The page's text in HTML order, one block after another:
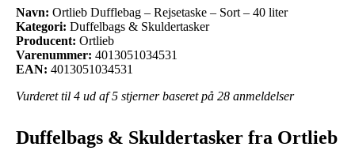
Navn: Ortlieb Dufflebag – Rejsetaske – Sort – 40 liter
Kategori: Duffelbags & Skuldertasker
Producent: Ortlieb
Varenummer: 4013051034531
EAN: 4013051034531
Vurderet til 4 ud af 5 stjerner baseret på 28 anmeldelser
Duffelbags & Skuldertasker fra Ortlieb